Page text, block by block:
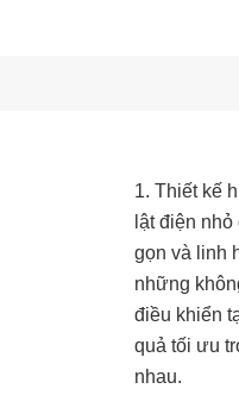
1. Thiết kế
lật điện
gọn và linh
những
điều khiển
quả tối ưu
nhau.